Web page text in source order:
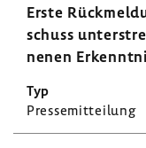
Erste
schuss
nenen
Pres­se­mit­tei­lung